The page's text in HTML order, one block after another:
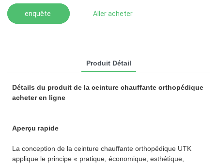
enquête Aller acheter
Produit Détail
Détails du produit de la ceinture chauffante orthopédique
acheter en ligne
Aperçu rapide
La conception de la ceinture chauffante orthopédique UTK
applique le principe « pratique, économique, esthétique,